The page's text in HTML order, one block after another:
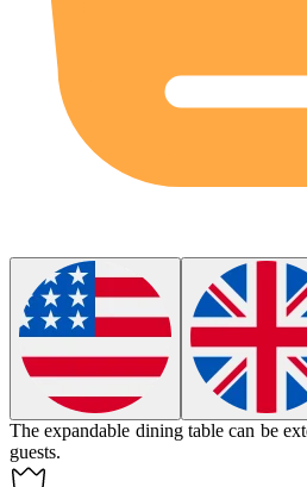
Theexpandable dining table can be
guests.